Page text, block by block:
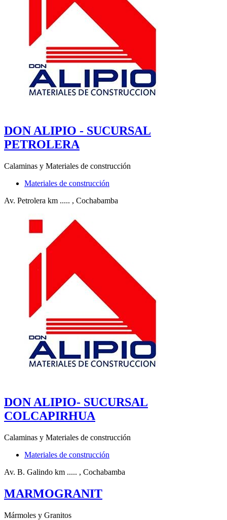
DON ALIPIO - SUCURSAL
PETROLERA
Calaminas y Materiales de construcción
Materiales de construcción
Av. Petrolera km ..... , Cochabamba
DON ALIPIO- SUCURSAL
COLCAPIRHUA
Calaminas y Materiales de construcción
Materiales de construcción
Av. B. Galindo km ..... , Cochabamba
MARMOGRANIT
Mármoles y Granitos